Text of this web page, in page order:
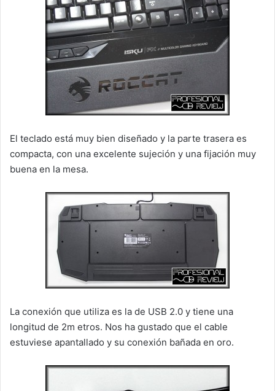
El teclado está muy bien diseñado y la parte trasera es
compacta, con una excelente sujeción y una fijación muy
buena en la mesa.
La conexión que utiliza es la de USB 2.0 y tiene una
longitud de 2m etros. Nos ha gustado que el cable
estuviese apantallado y su conexión bañada en oro.